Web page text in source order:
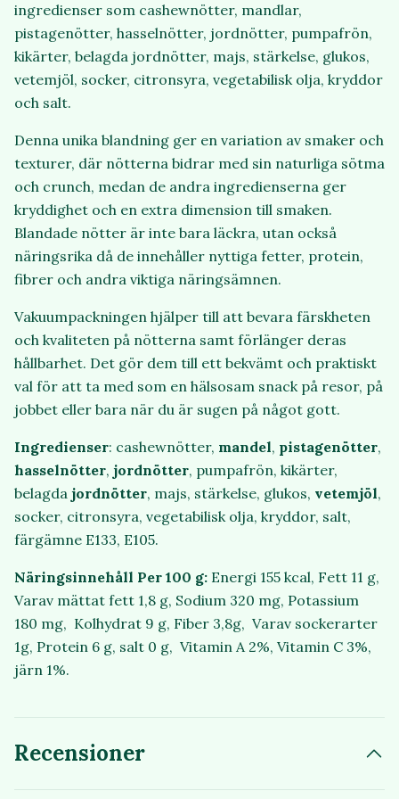
ingredienser som cashewnötter, mandlar,
pistagenötter, hasselnötter, jordnötter, pumpafrön,
kikärter, belagda jordnötter, majs, stärkelse, glukos,
vetemjöl, socker, citronsyra, vegetabilisk olja, kryddor
och salt.
Denna unika blandning ger en variation av smaker och
texturer, där nötterna bidrar med sin naturliga sötma
och crunch, medan de andra ingredienserna ger
kryddighet och en extra dimension till smaken.
Blandade nötter är inte bara läckra, utan också
näringsrika då de innehåller nyttiga fetter, protein,
fibrer och andra viktiga näringsämnen.
Vakuumpackningen hjälper till att bevara färskheten
och kvaliteten på nötterna samt förlänger deras
hållbarhet. Det gör dem till ett bekvämt och praktiskt
val för att ta med som en hälsosam snack på resor, på
jobbet eller bara när du är sugen på något gott.
Ingredienser: cashewnötter, mandel, pistagenötter,
hasselnötter, jordnötter, pumpafrön, kikärter,
belagda jordnötter, majs, stärkelse, glukos, vetemjöl,
socker, citronsyra, vegetabilisk olja, kryddor, salt,
färgämne E133, E105.
Näringsinnehåll Per 100 g: Energi 155 kcal, Fett 11 g,
Varav mättat fett 1,8 g, Sodium 320 mg, Potassium
180 mg, Kolhydrat 9 g, Fiber 3,8g, Varav sockerarter
1g, Protein 6 g, salt 0 g, Vitamin A 2%, Vitamin C 3%,
järn 1%.
Recensioner